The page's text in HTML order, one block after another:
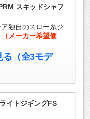
スキッドシャフ
独自のスロー系ジ
（メーカー希望価
る（全3モデ
イトジギングFS